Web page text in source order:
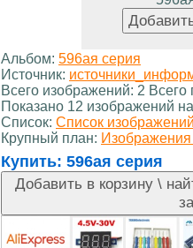
Альбом: 596ая серия
Источник:
Всего изображений: 2
Показано 12 изображений
Список: Список
Крупный план:
Купить: 596ая серия